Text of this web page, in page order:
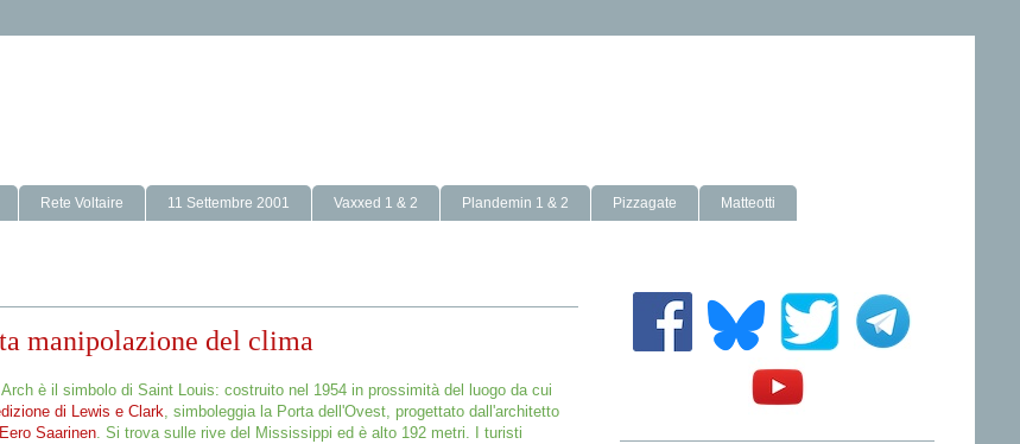
Rete Voltaire 11 Settembre 2001 Vaxxed 1 & 2 Plandemin 1 & 2 Pizzagate Matteotti
manipolazione del clima
Arch è il simbolo di Saint Louis: costruito nel 1954 in prossimità del luogo da cui
di Lewis e Clark, simboleggia la Porta dell'Ovest, progettato dall'architetto
Eero Saarinen. Si trova sulle rive del Mississippi ed è alto 192 metri. I turisti